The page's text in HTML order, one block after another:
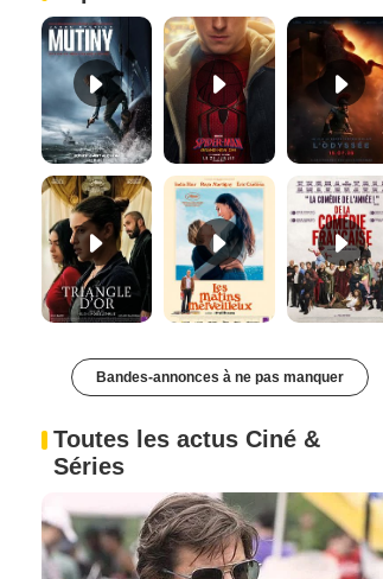
Le Triangle d'or Bande-annonce VF De la Comédie-Française Teaser VF
Bandes-annonces à ne pas manquer
Toutes les actus Ciné &
Séries